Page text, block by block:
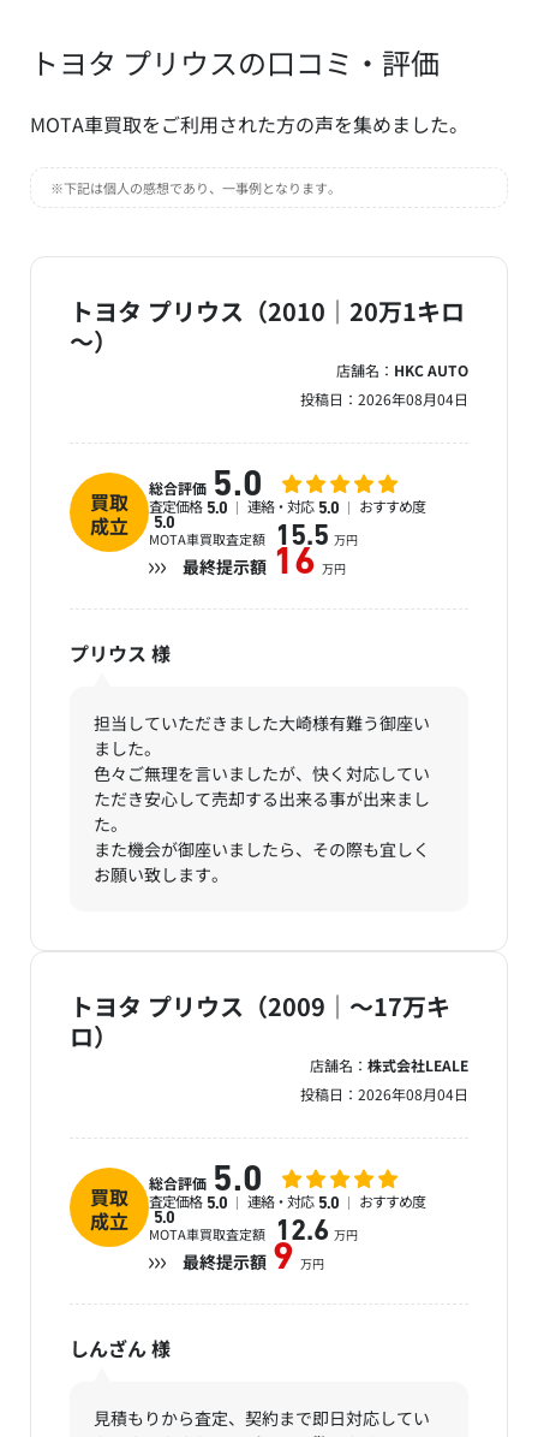
トヨタ プリウスの口コミ・評価
MOTA車買取をご利用された方の声を集めました。
※下記は個人の感想であり、一事例となります。
トヨタ プリウス（2010｜20万1キロ
～）
店舗名： HKC AUTO
投稿日： 2026年08月04日
買取
成立
総合評価 5.0
査定価格 5.0 連絡・対応 5.0 おすすめ度
5.0
MOTA車買取査定額 15.5 万円
最終提示額 16 万円
プリウス 様
担当していただきました大崎様有難う御座い
ました。
色々ご無理を言いましたが、快く対応してい
ただき安心して売却する出来る事が出来まし
た。
また機会が御座いましたら、その際も宜しく
お願い致します。
トヨタ プリウス（2009｜～17万キ
ロ）
店舗名： 株式会社LEALE
投稿日： 2026年08月04日
買取
成立
総合評価 5.0
査定価格 5.0 連絡・対応 5.0 おすすめ度
5.0
MOTA車買取査定額 12.6 万円
最終提示額 9 万円
しんざん様
見積もりから査定、契約まで即日対応してい